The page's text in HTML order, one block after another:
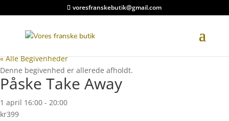
voresfranskebutik@gmail.com
« Alle Begivenheder
Denne begivenhed er allerede afholdt.
Påske Take Away
1 april 16:00 - 20:00
kr399